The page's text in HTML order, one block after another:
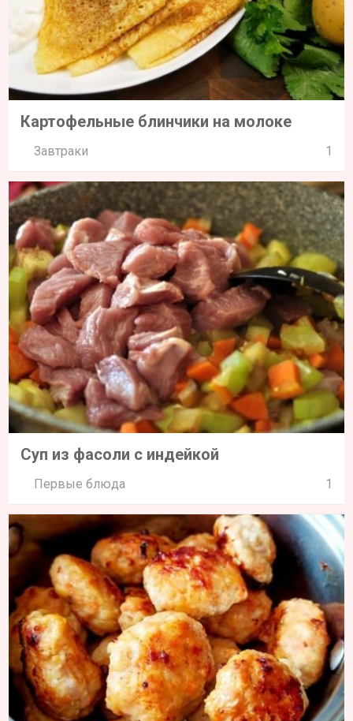
Картофельные блинчики на молоке
Завтраки 1
Суп из фасоли с индейкой
Первые блюда 1